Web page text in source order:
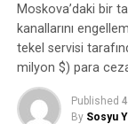
Moskova’daki bir
kanallarını
tekel servisi
milyon $) para
Published
By Sosyu